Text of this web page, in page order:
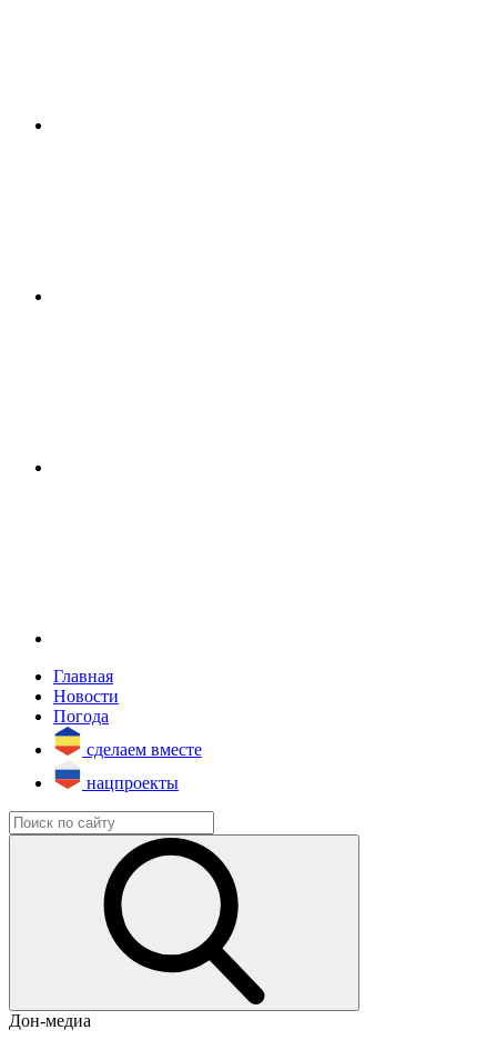
Главная
Новости
Погода
сделаем вместе
нацпроекты
Дон-медиа